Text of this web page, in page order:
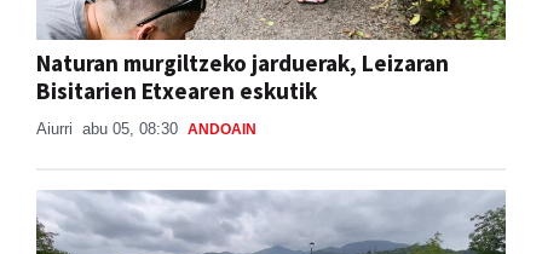
Naturan murgiltzeko jarduerak, Leizaran
Bisitarien Etxearen eskutik
Aiurri abu 05, 08:30 ANDOAIN